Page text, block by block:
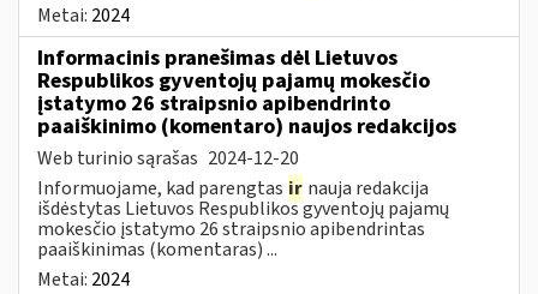
Metai: 2024
Informacinis pranešimas dėl Lietuvos
Respublikos gyventojų pajamų mokesčio
įstatymo 26 straipsnio apibendrinto
paaiškinimo (komentaro) naujos redakcijos
Web turinio sąrašas 2024-12-20
Informuojame, kad parengtas ir nauja redakcija
išdėstytas Lietuvos Respublikos gyventojų pajamų
mokesčio įstatymo 26 straipsnio apibendrintas
paaiškinimas (komentaras) ...
Metai: 2024